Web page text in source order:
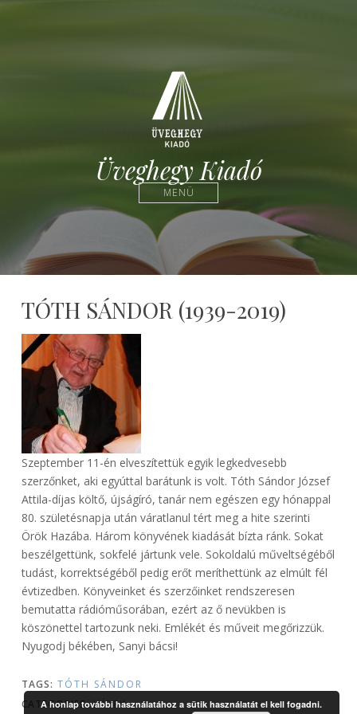
Üveghegy Kiadó
MENÜ
TÓTH SÁNDOR (1939-2019)
Szeptember 11-én elveszítettük egyik legkedvesebb
szerzőnket, aki egyúttal barátunk is volt. Tóth Sándor József
Attila-díjas költő, újságíró, tanár nem egészen egy hónappal
80. születésnapja után váratlanul tért meg a hite szerinti
Örök Hazába. Három könyvének kiadását bízta ránk. Sokat
beszélgettünk, sokfelé jártunk vele. Sokoldalú műveltségéből
tudást, korrektségéből pedig erőt meríthettünk az elmúlt fél
évtizedben. Könyveinket és szerzőinket rendszeresen
bemutatta rádióműsorában, ezért az ő nevükben is
köszönettel tartozunk neki. Emlékét és műveit megőrizzük.
Nyugodj békében, Sanyi bácsi!
TAGS: TÓTH SÁNDOR
CATEGORIES: HÍREK
A honlap további használatához a sütik használatát el kell fogadni.